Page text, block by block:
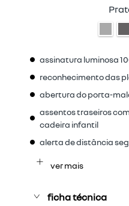
assinatura luminosa
reconhecimento das
abertura do porta-
assentos traseiros
cadeira infantil
alerta de distância
ver mais
ficha técnica